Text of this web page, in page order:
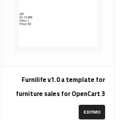
Furnilife v1.0 a template for
furniture sales for OpenCart 3
(ZIP)
EDITMO